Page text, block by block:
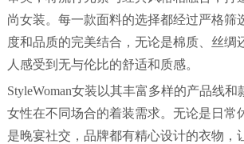
尚女装。每一款面料的选择都经过严格筛
度和品质的完美结合，无论是棉质、丝绸
人感受到无与伦比的舒适和质感。
StyleWoman女装以其丰富多样的产品线和
女性在不同场合的着装需求。无论是日常
是晚宴社交，品牌都有精心设计的衣物，